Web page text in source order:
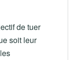
de tuer
soit leur